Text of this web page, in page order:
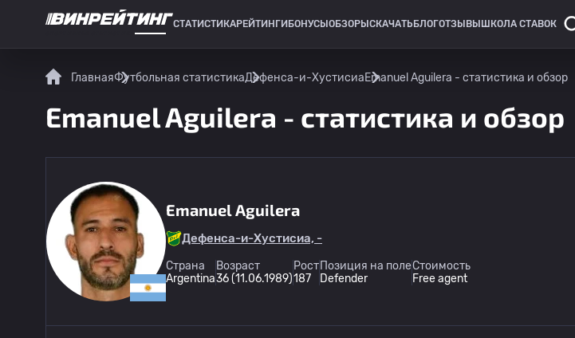
СТАТИСТИКАРЕЙТИНГИ БОНУСЫ ОБЗОРЫ СКАЧАТЬ БЛОГОТЗЫВЫ ШКОЛА СТАВОК
ГлавнаяФутбольная статистикаДефенса-и-ХустисиаEmanuel Aguilera - статистика и обзор
Emanuel Aguilera - статистика и обзор
Emanuel Aguilera
Дефенса-и-Хустисиа, -
Страна
Argentina
Возраст
36 (11.06.1989)
Рост
187
Позиция на поле
Defender
Стоимость
Free agent